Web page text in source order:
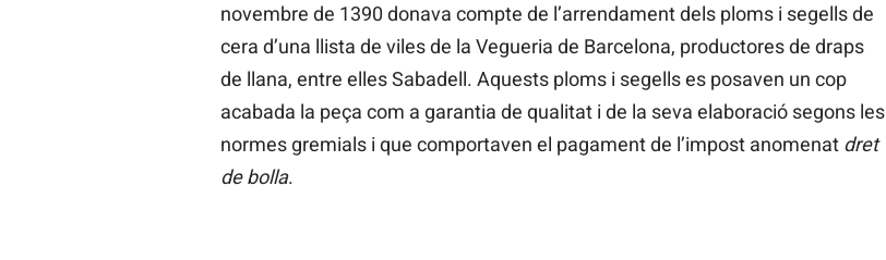
novembre de 1390 donava compte de l’arrendament dels ploms i segells de
cera d’una llista de viles de la Vegueria de Barcelona, productores de draps
de llana, entre elles Sabadell. Aquests ploms i segells es posaven un cop
acabada la peça com a garantia de qualitat i de la seva elaboració segons les
normes gremials i que comportaven el pagament de l’impost anomenat dret
de bolla.